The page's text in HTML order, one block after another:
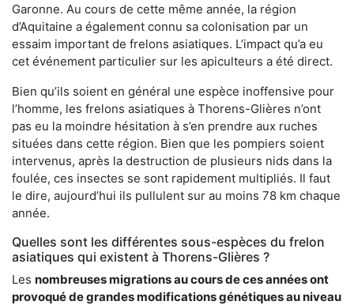
Garonne. Au cours de cette même année, la région
d’Aquitaine a également connu sa colonisation par un
essaim important de frelons asiatiques. L’impact qu’a eu
cet événement particulier sur les apiculteurs a été direct.
Bien qu’ils soient en général une espèce inoffensive pour
l’homme, les frelons asiatiques à Thorens-Glières n’ont
pas eu la moindre hésitation à s’en prendre aux ruches
situées dans cette région. Bien que les pompiers soient
intervenus, après la destruction de plusieurs nids dans la
foulée, ces insectes se sont rapidement multipliés. Il faut
le dire, aujourd’hui ils pullulent sur au moins 78 km chaque
année.
Quelles sont les différentes sous-espèces du frelon
asiatiques qui existent à Thorens-Glières ?
Les nombreuses migrations au cours de ces années ont
provoqué de grandes modifications génétiques au niveau